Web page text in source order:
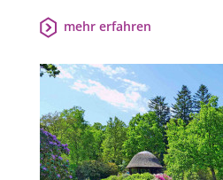
mehr erfahren